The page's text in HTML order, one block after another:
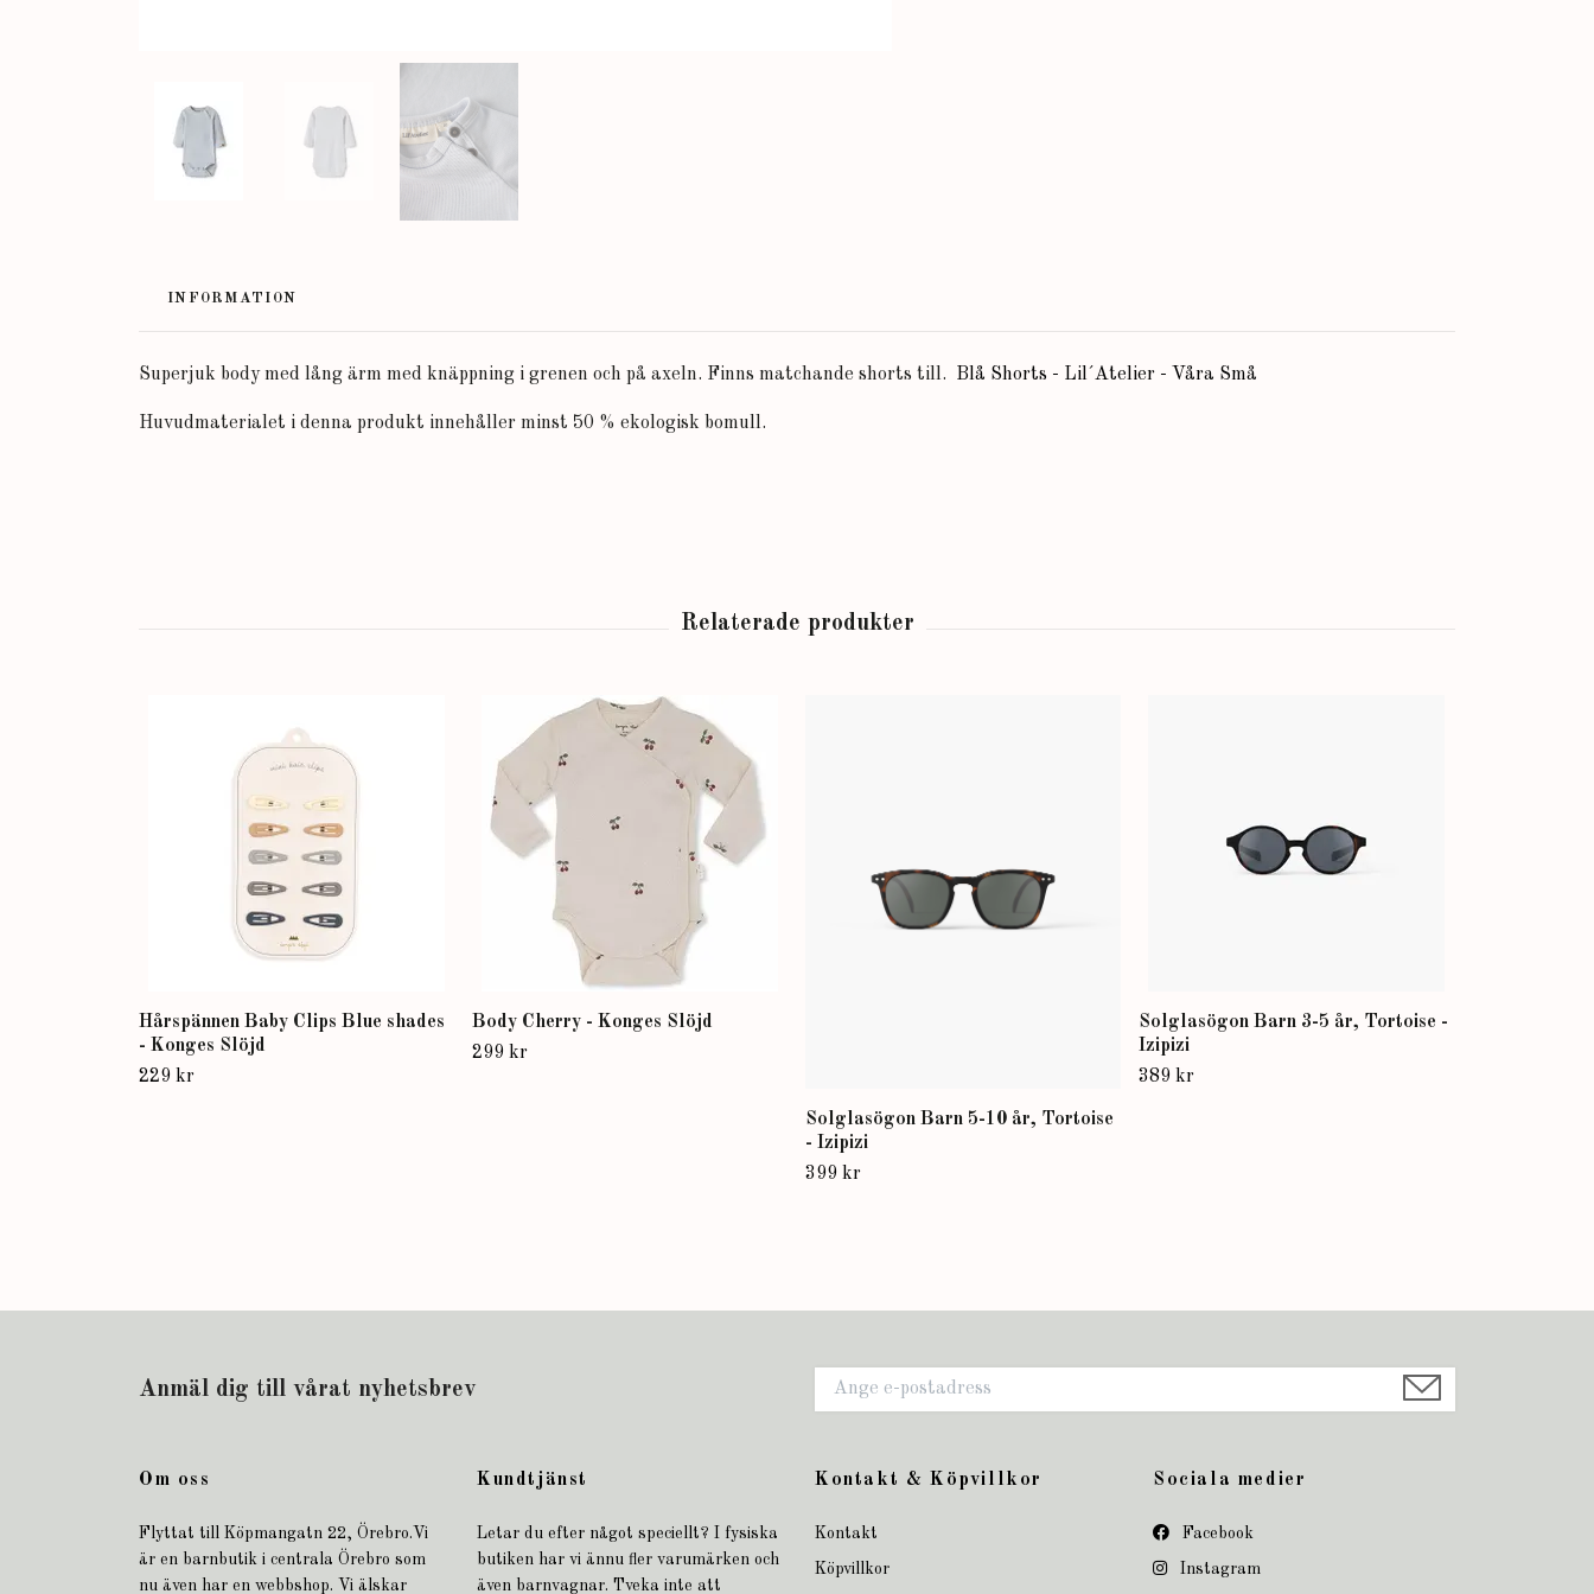
INFORMATION
Superjuk body med lång ärm med knäppning i grenen och på axeln. Finns matchande shorts till. Blå Shorts - Lil´Atelier - Våra Små
Huvudmaterialet i denna produkt innehåller minst 50 % ekologisk bomull.
Hårspännen Baby Clips Blue shades
- Konges Slöjd
229 kr
Body Cherry - Konges Slöjd
299 kr
Solglasögon Barn 5-10 år, Tortoise
- Izipizi
399 kr
Solglasögon Barn 3-5 år, Tortoise -
Izipizi
389 kr
Anmäl dig till vårat nyhetsbrev
Om oss
Flyttat till Köpmangatn 22, Örebro.Vi
är en barnbutik i centrala Örebro som
nu även har en webbshop. Vi älskar
Kundtjänst
Letar du efter något speciellt? I fysiska
butiken har vi ännu fler varumärken och
även barnvagnar. Tveka inte att
Kontakt & Köpvillkor
Kontakt
Köpvillkor
Sociala medier
Facebook
Instagram